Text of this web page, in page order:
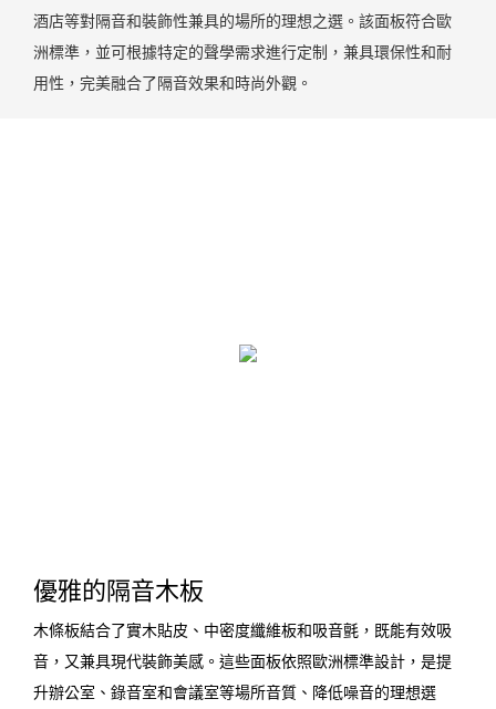
酒店等對隔音和裝飾性兼具的場所的理想之選。該面板符合歐
洲標準，並可根據特定的聲學需求進行定制，兼具環保性和耐
用性，完美融合了隔音效果和時尚外觀。
優雅的隔音木板
木條板結合了實木貼皮、中密度纖維板和吸音氈，既能有效吸
音，又兼具現代裝飾美感。這些面板依照歐洲標準設計，是提
升辦公室、錄音室和會議室等場所音質、降低噪音的理想選